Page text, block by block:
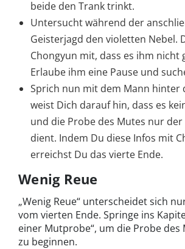
beide den Trank trinkt.
Untersucht während der
Geisterjagd den violetten Nebel.
Chongyun mit, dass es ihm nicht
Erlaube ihm eine Pause und
Sprich nun mit dem Mann hinter
weist Dich darauf hin, dass es
und die Probe des Mutes nur
dient. Indem Du diese Infos mit
erreichst Du das vierte Ende.
Wenig Reue
„Wenig Reue“ unterscheidet sich
vom vierten Ende. Springe ins
einer Mutprobe“, um die Probe des
zu beginnen.